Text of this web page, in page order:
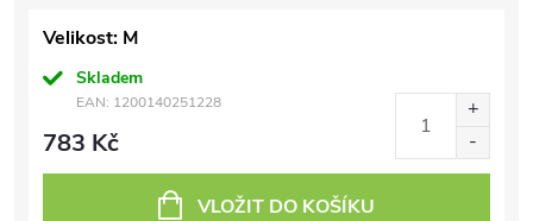
Velikost: M
Skladem
EAN: 1200140251228
783 Kč
VLOŽIT DO KOŠÍKU